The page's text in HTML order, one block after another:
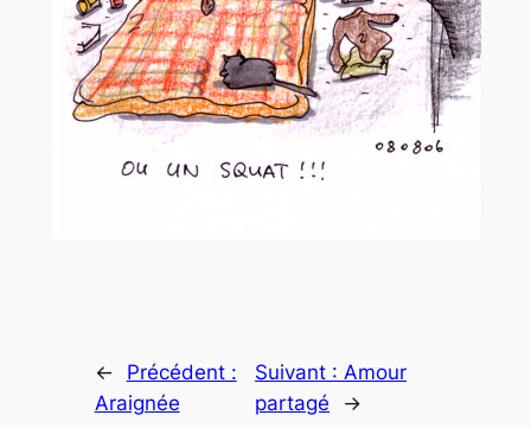
←
Précédent :
Araignée
Suivant :Amour
partagé
→